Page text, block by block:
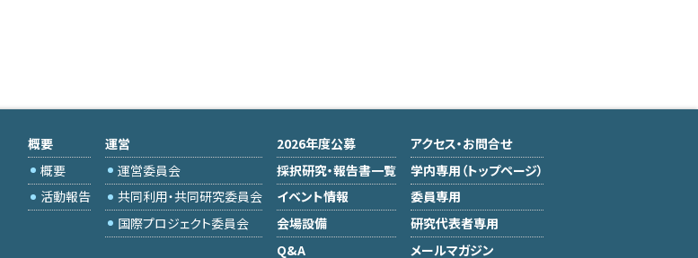
概要
概要
活動報告
運営
運営委員会
共同利用・共同研究委員会
国際プロジェクト委員会
2026年度公募
採択研究・報告書一覧
イベント情報
会場設備
Q&A
アクセス・お問合せ
学内専用（トップページ）
委員専用
研究代表者専用
メールマガジン